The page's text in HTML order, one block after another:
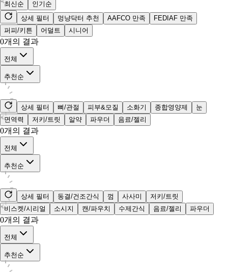
최신순
인기순
상세 필터
멍냥닥터 추천 AAFCO 만족
FEDIAF 만족
퍼피/키튼
어덜트 시니어
0개의 결과
전체
추천순
상세 필터 뼈/관절 피부&모질 소화기 종합영양제
눈
면역력
저키/트릿 알약 파우더 음료/젤리
0개의 결과
전체
추천순
상세 필터 동결/건조간식 껌 사사미
저키/트릿
비스켓/시리얼
소시지 캔/파우치 수제간식 음료/젤리 파우더
0개의 결과
전체
추천순